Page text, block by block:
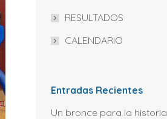
RESULTADOS
CALENDARIO
Entradas Recientes
Un bronce para la historia